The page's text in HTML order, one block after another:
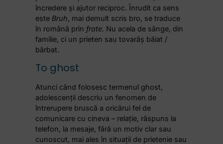
încredere și ajutor reciproc. Înrudit ca sens
este Bruh, mai demult scris bro, se traduce
în română prin frate. Nu acela de sânge, din
familie, ci un prieten sau tovarăș băiat /
bărbat.
To ghost
Atunci când folosesc termenul ghost,
adolescenții descriu un fenomen de
întrerupere bruscă a oricărui fel de
comunicare cu cineva – relație, răspuns la
telefon, la mesaje, fără un motiv clar sau
cunoscut, mai ales în situații de prietenie sau